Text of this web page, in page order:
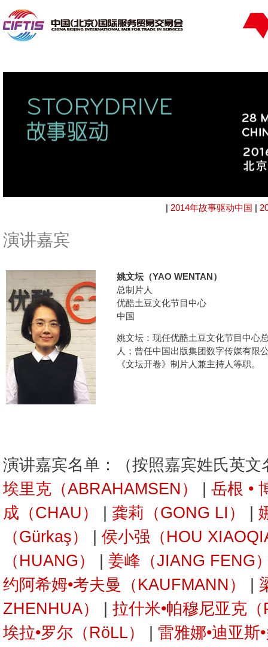
| 2014年故事驱动中国 |
演讲嘉宾
姚文坛（YAO WENTAN）
总制片人
优酷土豆文化节目中心
中国
姚文坛：现任优酷土豆文化节目中心
人；曾任中国出版集团数字传媒有限
《文坛开卷》制片人兼主持人等职。
演讲嘉宾名单：（按照嘉宾姓氏英文
埃里克（ABRAHAMSEN）
岳根 •
成（CHAU）
龚莉（GONG LI）
（Gürkaş）
侯小强（HOU
（HUANG）
姜峰（JIANG FENG
约阿希姆•考夫曼（KAUFMANN）
ZHENHUA）
拉什米•帕穆尼亚克
埃拉•罗尔（RöLL）
雷雅娜•迪亚斯